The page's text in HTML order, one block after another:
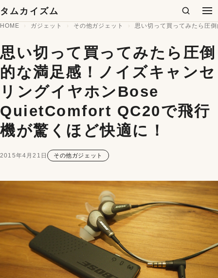
コンテンツへスキップ
タムカイズム 検索 メ
HOME ガジェット その他ガジェット 思い切って買ってみたら圧
思い切って買ってみたら圧倒
的な満足感！ノイズキャンセ
リングイヤホンBose
QuietComfort QC20で飛行
機が驚くほど快適に！
2015年4月21日 その他ガジェット